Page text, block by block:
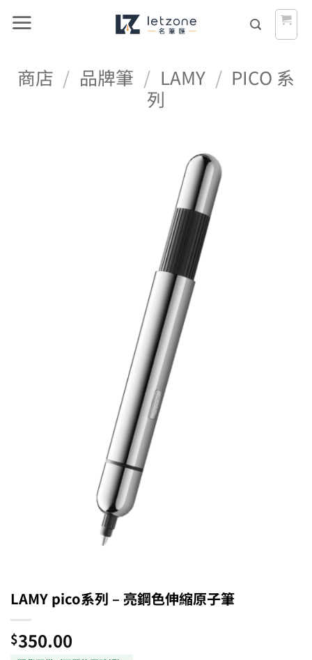
商店 / 品牌筆 / LAMY / PICO 系
列
LAMY pico系列 – 亮鋼色伸縮原子筆
$350.00